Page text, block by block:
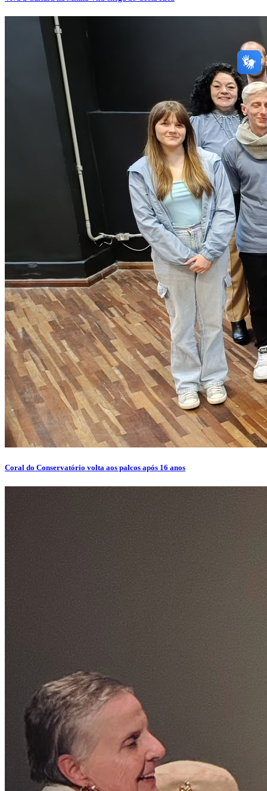
Coral do Conservatório volta aos palcos após 16 anos